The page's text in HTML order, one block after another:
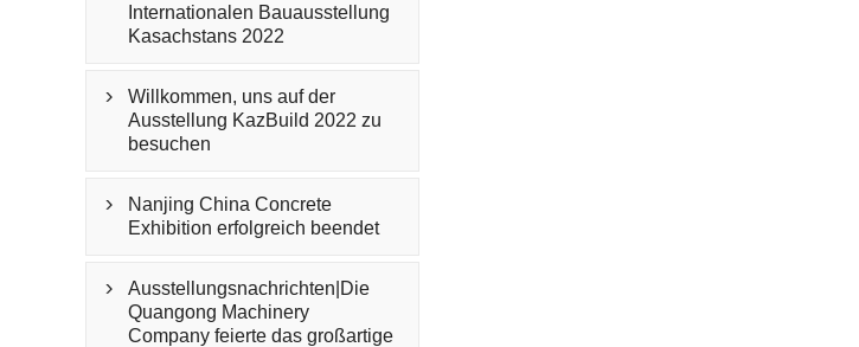
Internationalen Bauausstellung
Kasachstans 2022

Willkommen, uns auf der
Ausstellung KazBuild 2022 zu
besuchen

Nanjing China Concrete
Exhibition erfolgreich beendet

Ausstellungsnachrichten|Die
Quangong Machinery
Company feierte das großartige